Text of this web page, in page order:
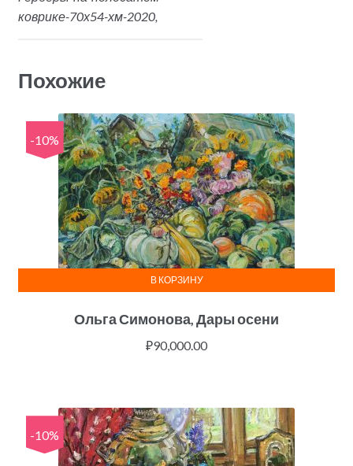
коврике-70х54-хм-2020,
Похожие
-10%
Ольга Симонова, Дары осени
₽90,000.00
В КОРЗИНУ
-10%